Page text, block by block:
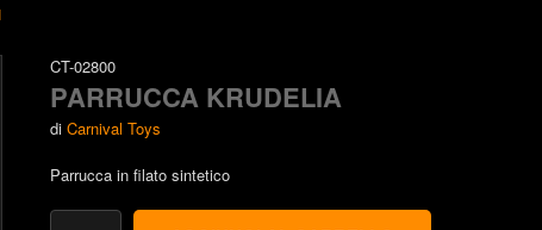
CT-02800
PARRUCCA KRUDELIA
di Carnival Toys
Parrucca in filato sintetico